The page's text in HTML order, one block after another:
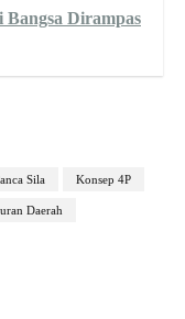
Dirampas
Sila Konsep 4P
Daerah